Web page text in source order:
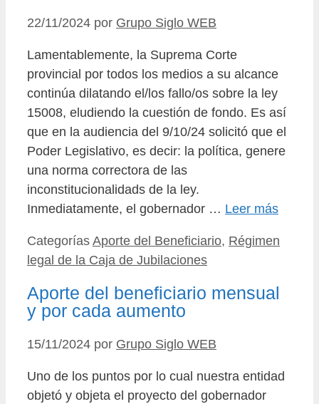
22/11/2024 por Grupo Siglo WEB
Lamentablemente, la Suprema Corte
provincial por todos los medios a su alcance
continúa dilatando el/los fallo/os sobre la ley
15008, eludiendo la cuestión de fondo. Es así
que en la audiencia del 9/10/24 solicitó que el
Poder Legislativo, es decir: la política, genere
una norma correctora de las
inconstitucionalidads de la ley.
Inmediatamente, el gobernador … Leer más
Categorías Aporte del Beneficiario, Régimen
legal de la Caja de Jubilaciones
Aporte del beneficiario mensual
y por cada aumento
15/11/2024 por Grupo Siglo WEB
Uno de los puntos por lo cual nuestra entidad
objetó y objeta el proyecto del gobernador